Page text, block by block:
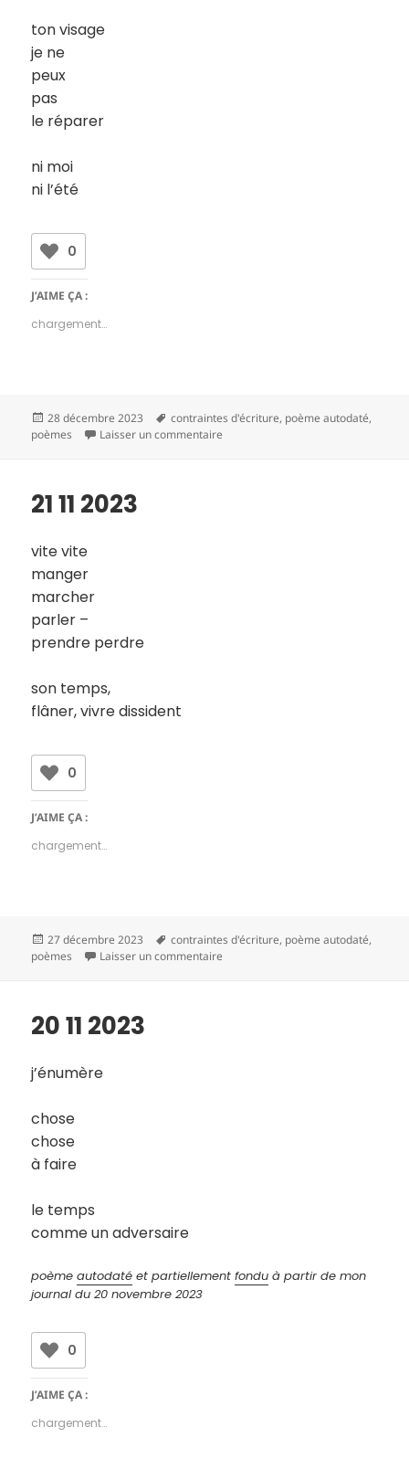
ton visage
je ne
peux
pas
le réparer
ni moi
ni l’été
0
J’AIME ÇA :
chargement…
Publié
le
28 décembre 2023
Mots-
clés
contraintes d'écriture, poème autodaté,
poèmes
Laisser un commentaire
21 11 2023
vite vite
manger
marcher
parler –
prendre perdre
son temps,
flâner, vivre dissident
0
J’AIME ÇA :
chargement…
Publié
le
27 décembre 2023
Mots-
clés
contraintes d'écriture, poème autodaté,
poèmes
Laisser un commentaire
20 11 2023
j’énumère
chose
chose
à faire
le temps
comme un adversaire
poèmeautodaté et partiellementfondu à partir de mon
journaldu 20 novembre 2023
0
J’AIME ÇA :
chargement…